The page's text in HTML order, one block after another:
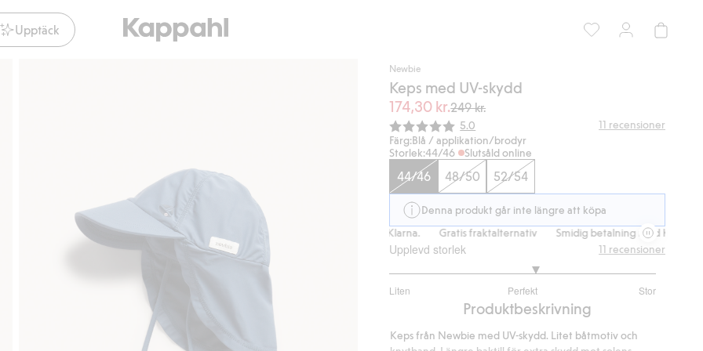
Upptäck
Newbie
Keps med UV-skydd
174,30 kr.249 kr.
Snittbetyg:
5.0 11 recensioner
Färg:Blå / applikation/brodyr
Storlek:44/46 Slutsåld online
44/46 48/50 52/54
Denna produkt går inte längre att köpa
Gratis fraktalternativ
Smidig betalning med Klarna. Gratis fraktalternativ Smidig betalning med Klarna.
Upplevd storlek
Liten Perfekt Stor
utav
10
11 recensioner
Produktbeskrivning
Keps från Newbie med UV-skydd. Litet båtmotiv och